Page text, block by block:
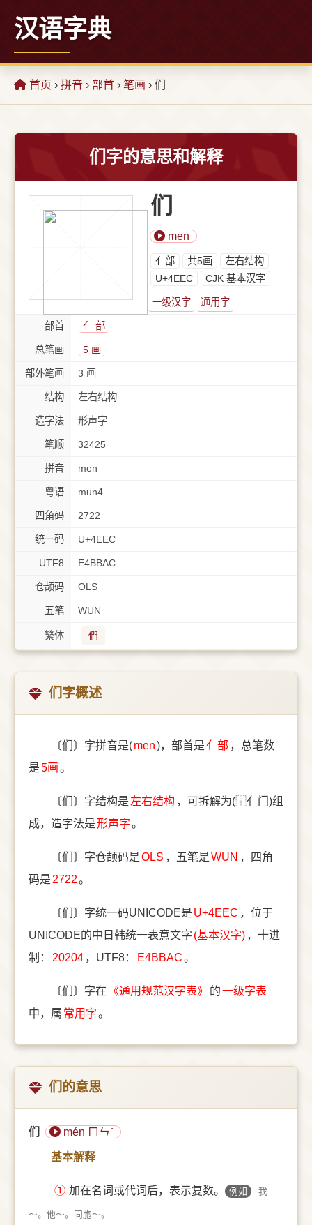
汉语字典
首页 › 拼音 › 部首 › 笔画 › 们
们字的意思和解释
们
men
⺅部 共5画
左右结构
U+4EEC
CJK 基本汉字
一级汉字 通用字
部首 ⺅ 部
总笔画 5 画
部外笔画 3 画
结构 左右结构
造字法 形声字
笔顺 32425
拼音 men
粤语 mun4
四角码 2722
统一码 U+4EEC
UTF8 E4BBAC
仓颉码 OLS
五笔 WUN
繁体 們
们字概述
〔们〕字拼音是(men)，部首是⺅部 ，总笔数
是5画。
〔们〕字结构是 左右结构 ，可拆解为(⿰亻门)组
成，造字法是形声字。
〔们〕字仓颉码是OLS ，五笔是WUN ，四角
码是 2722。
〔们〕字统一码UNICODE是 U+4EEC ，位于
UNICODE的中日韩统一表意文字 (基本汉字) ，十进
制：
20204 ，UTF8： E4BBAC。
〔们〕字在 《通用规范汉字表》 的一级字表
中，属 常用字。
们的意思
们 mén ㄇㄣˊ
基本解释
① 加在名词或代词后，表示复数。 例如 我
～。他～。同胞～。